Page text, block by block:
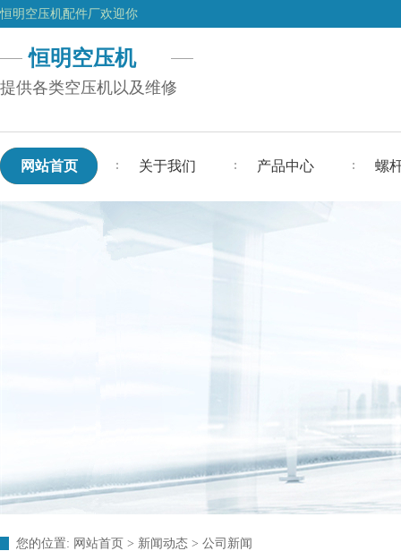
恒明空压机配件厂欢迎你
恒明空压机
提供各类空压机以及维修
网站首页 关于我们 产品中心 螺
您的位置: 网站首页 > 新闻动态 > 公司新闻